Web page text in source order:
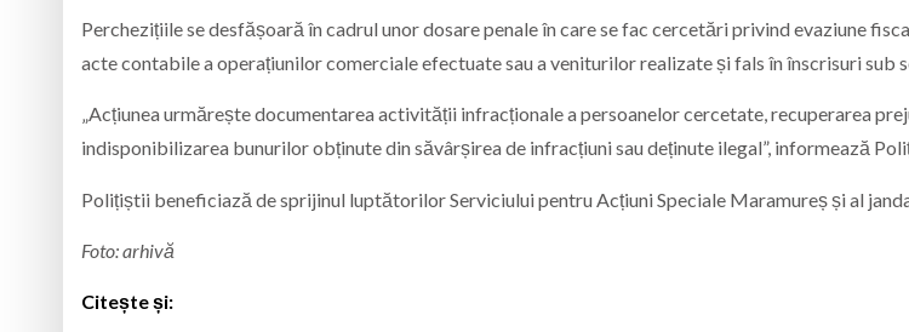
Perchezițiile se desfășoară în cadrul unor dosare penale în care se fac cercetări privind evaziune
acte contabile a operațiunilor comerciale efectuate sau a veniturilor realizate și fals în înscrisuri sub
„Acțiunea urmărește documentarea activității infracționale a persoanelor cercetate, recuperarea
indisponibilizarea bunurilor obținute din săvârșirea de infracțiuni sau deținute ilegal”, informează
Polițiștii beneficiază de sprijinul luptătorilor Serviciului pentru Acțiuni Speciale Maramureș și al
Foto: arhivă
Citește și: